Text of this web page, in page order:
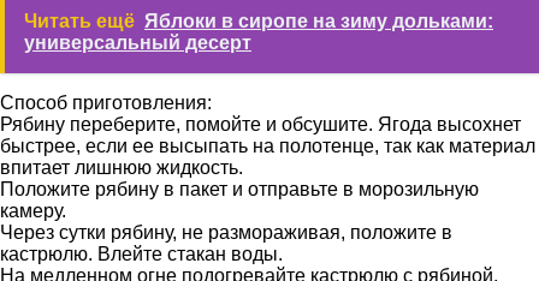
Читать ещё Яблоки в сиропе на зиму дольками:
универсальный десерт
Способ приготовления:
Рябину переберите, помойте и обсушите. Ягода высохнет
быстрее, если ее высыпать на полотенце, так как материал
впитает лишнюю жидкость.
Положите рябину в пакет и отправьте в морозильную
камеру.
Через сутки рябину, не размораживая, положите в
кастрюлю. Влейте стакан воды.
На медленном огне подогревайте кастрюлю с рябиной,